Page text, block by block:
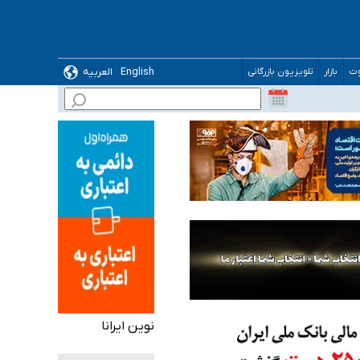
بازار تلویزیون بازرگانی English
العربیه
نوین ایرانا